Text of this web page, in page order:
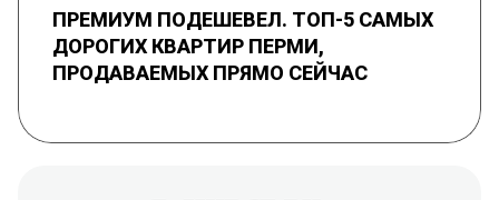
ПРЕМИУМ ПОДЕШЕВЕЛ. ТОП-5 САМЫХ
ДОРОГИХ КВАРТИР ПЕРМИ,
ПРОДАВАЕМЫХ ПРЯМО СЕЙЧАС